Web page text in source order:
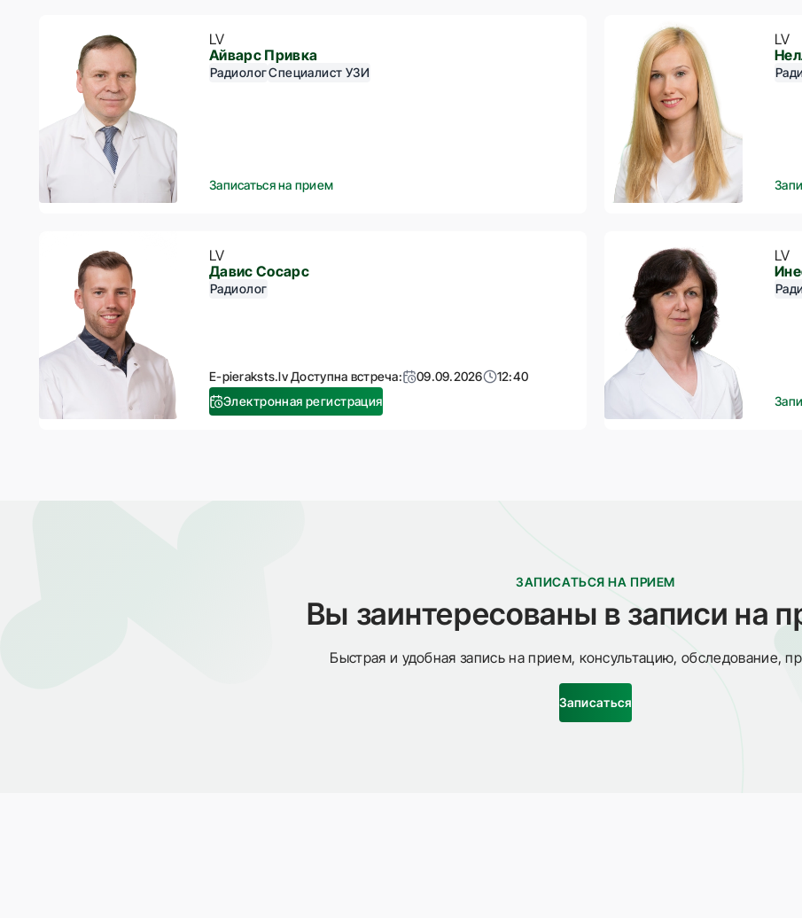
LV
Айварс Привка
РадиологСпециалист УЗИ
Записаться на прием
LV
LV
Давис Сосарс
Радиолог
E-pieraksts.lv Доступна встреча: 09.09.2026
12:40
Электронная регистрация
LV
ЗАПИСАТЬСЯ НА ПРИЕМ
Вы заинтересованы в записи на
Быстрая и удобная запись на прием, консультацию, обследование,
Записаться